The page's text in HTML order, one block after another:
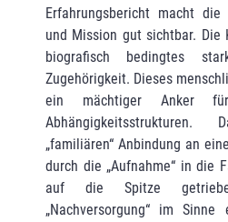
Erfahrungsbericht macht
und Mission gut sichtbar.
biografisch bedingtes
Zugehörigkeit. Dieses
ein mächtiger Anker für
„familiären“ Anbindung an
durch die „Aufnahme“ in die
auf die Spitze
„Nachversorgung“ im